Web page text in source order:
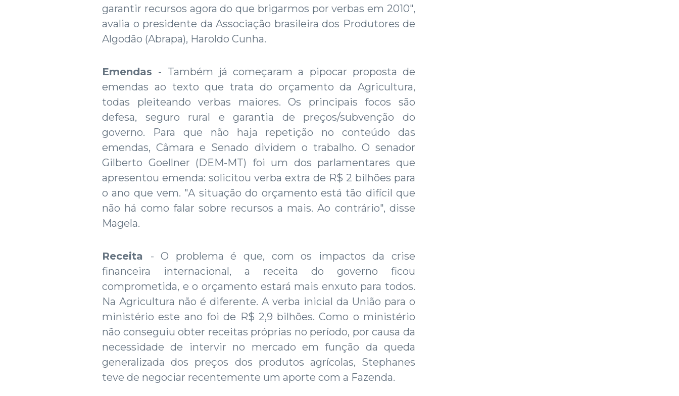
garantir recursos agora do que brigarmos por verbas em 2010",
avalia o presidente da Associação brasileira dos Produtores de
Algodão (Abrapa), Haroldo Cunha.
Emendas - Também já começaram a pipocar proposta de
emendas ao texto que trata do orçamento da Agricultura,
todas pleiteando verbas maiores. Os principais focos são
defesa, seguro rural e garantia de preços/subvenção do
governo. Para que não haja repetição no conteúdo das
emendas, Câmara e Senado dividem o trabalho. O senador
Gilberto Goellner (DEM-MT) foi um dos parlamentares que
apresentou emenda: solicitou verba extra de R$ 2 bilhões para
o ano que vem. "A situação do orçamento está tão difícil que
não há como falar sobre recursos a mais. Ao contrário", disse
Magela.
Receita - O problema é que, com os impactos da crise
financeira internacional, a receita do governo ficou
comprometida, e o orçamento estará mais enxuto para todos.
Na Agricultura não é diferente. A verba inicial da União para o
ministério este ano foi de R$ 2,9 bilhões. Como o ministério
não conseguiu obter receitas próprias no período, por causa da
necessidade de intervir no mercado em função da queda
generalizada dos preços dos produtos agrícolas, Stephanes
teve de negociar recentemente um aporte com a Fazenda.